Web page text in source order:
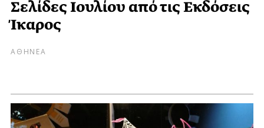
Σελίδες Ιουλίου από τις Εκδόσεις
Ίκαρος
ΑΘΗΝΕΑ